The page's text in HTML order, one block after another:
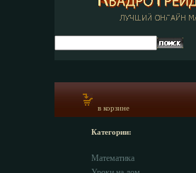
в корзине
Категории:
Математика